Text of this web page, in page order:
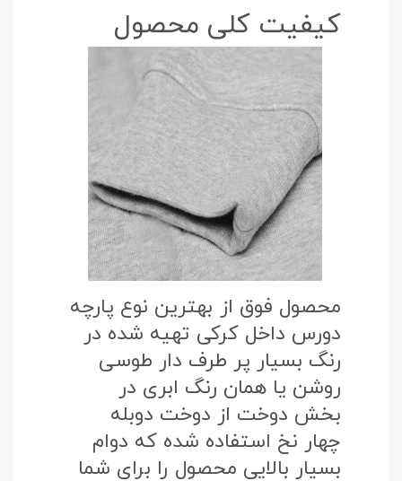
کیفیت کلی محصول
محصول فوق از بهترین نوع پارچه
دورس داخل کرکی تهیه شده در
رنگ بسیار پر طرف دار طوسی
روشن یا همان رنگ ابری در
بخش دوخت از دوخت دوبله
چهار نخ استفاده شده که دوام
بسیار بالایی محصول را برای شما